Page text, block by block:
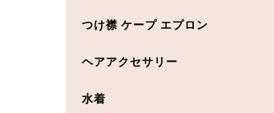
つけ襟 ケープ エプロン
ヘアアクセサリー
水着